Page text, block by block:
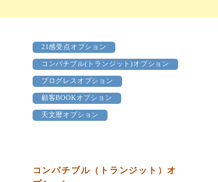
21感受点オプション
コンパチブル(トランジット)オプション
プログレスオプション
顧客BOOKオプション
天文暦オプション
コンパチブル（トランジット）オ